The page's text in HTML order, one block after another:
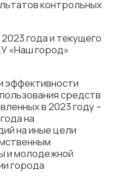
контрольных
года и текущего
«Наш город»
эффективности
средств
в 2023 году –
на
на иные цели
и молодежной
города